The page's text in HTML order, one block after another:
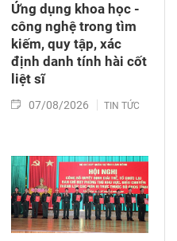
Ứng dụng khoa học -
công nghệ trong tìm
kiếm, quy tập, xác
định danh tính hài cốt
liệt sĩ
07/08/2026 TIN TỨC